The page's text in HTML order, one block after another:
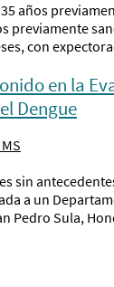
años
previamente
con
del
en la
Dengue
sin
a un
Pedro Sula,